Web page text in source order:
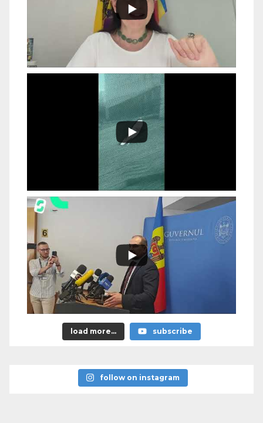
load more... subscribe
follow on instagram